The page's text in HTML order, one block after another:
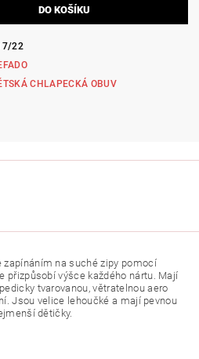
22
CHLAPECKÁ OBUV
zapínáním na suché zipy pomocí
přizpůsobí výšce každého nártu. Mají
tvarovanou, větratelnou aero
Jsou velice lehoučké a mají pevnou
dětičky.